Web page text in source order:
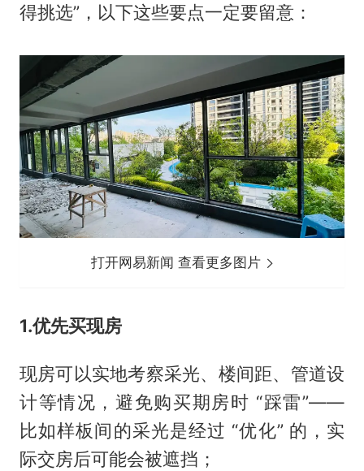
得挑选”，以下这些要点一定要留意：
打开网易新闻 查看更多图片
1.优先买现房
现房可以实地考察采光、楼间距、管道设
计等情况，避免购买期房时 “踩雷”——
比如样板间的采光是经过 “优化” 的，实
际交房后可能会被遮挡；